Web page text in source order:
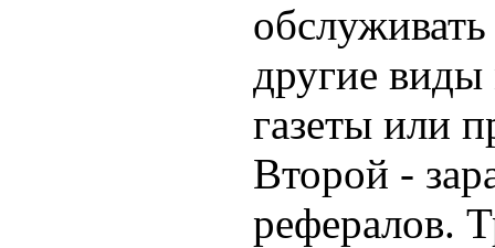
другие
газеты или
Второй -
рефералов.